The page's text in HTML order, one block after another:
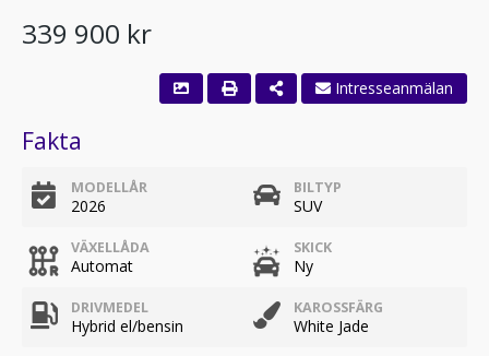
339 900 kr
Intresseanmälan
Fakta
MODELLÅR
2026
BILTYP
SUV
VÄXELLÅDA
Automat
SKICK
Ny
DRIVMEDEL
Hybrid el/bensin
KAROSSFÄRG
White Jade